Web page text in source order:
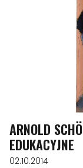
ARNOLD
EDUKACYJNE
02.10.2014